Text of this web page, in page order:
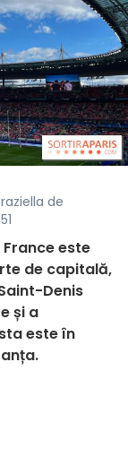
de
este
de capitală,
Denis
și a
este în